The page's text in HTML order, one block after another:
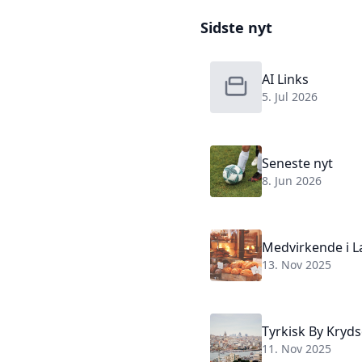
Sidste nyt
AI Links
5. Jul 2026
Seneste nyt
8. Jun 2026
Medvirkende i
13. Nov 2025
Tyrkisk By
11. Nov 2025